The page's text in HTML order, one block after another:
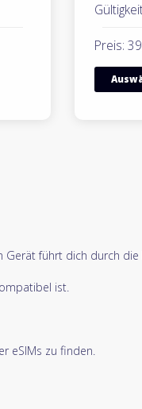
Preis:
Gerät führt dich durch
ist.
eSIMs zu finden.